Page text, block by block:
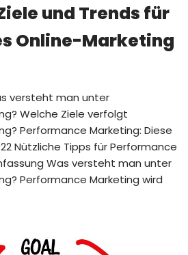
und Trends für
Online-Marketing
versteht man unter
Welche Ziele verfolgt
Performance Marketing: Diese
Nützliche Tipps für Performance
Was versteht man unter
Performance Marketing wird